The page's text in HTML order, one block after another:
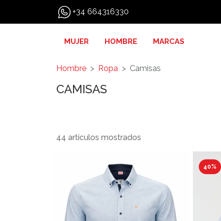
+34 664316330
MUJER HOMBRE MARCAS
Hombre Ropa Camisas
CAMISAS
44 artículos mostrados
40%